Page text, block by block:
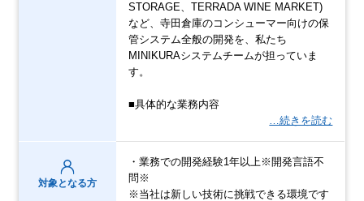
STORAGE、TERRADA WINE MARKET)
など、寺田倉庫のコンシューマー向けの保
管システム全般の開発を、私たち
MINIKURAシステムチームが担っていま
す。
■具体的な業務内容
…続きを読む
対象となる方
・業務での開発経験1年以上※開発言語不
問※
※当社は新しい技術に挑戦できる環境です